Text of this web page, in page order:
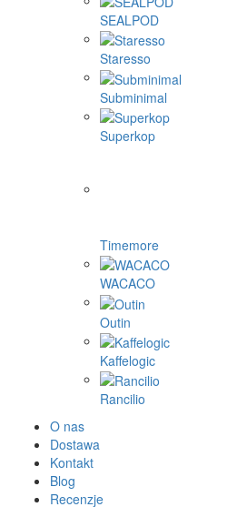
SEALPOD
Staresso
Subminimal
Superkop
Timemore
WACACO
Outin
Kaffelogic
Rancilio
O nas
Dostawa
Kontakt
Blog
Recenzje